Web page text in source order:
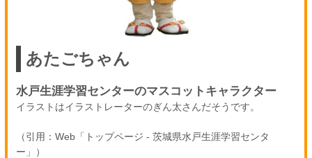
あたごちゃん
水戸生涯学習センターのマスコットキャラクター
イラストはイラストレーターのぎん太さんだそうです。
（引用：Web「トップページ - 茨城県水戸生涯学習センタ
ー」）